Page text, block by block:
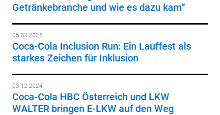
Getränkebranche und wie es dazu kam“
05.03.2025
Coca-Cola Inclusion Run: Ein Lauffest als
starkes Zeichen für Inklusion
03.12.2024
Coca-Cola HBC Österreich und LKW
WALTER bringen E-LKW auf den Weg